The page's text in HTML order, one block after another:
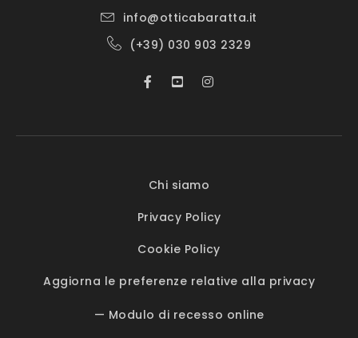
info@otticabaratta.it
(+39) 030 903 2329
Chi siamo
Privacy Policy
Cookie Policy
Aggiorna le preferenze relative alla privacy
— Modulo di recesso online